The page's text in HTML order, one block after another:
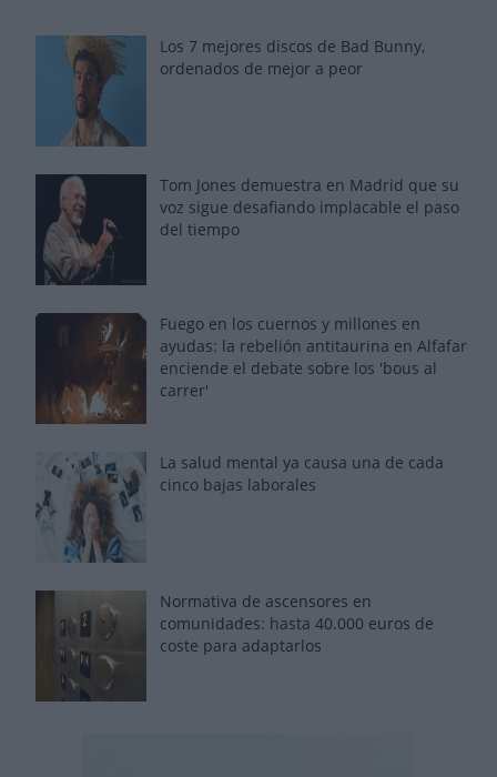
Los 7 mejores discos de Bad Bunny,
ordenados de mejor a peor
Tom Jones demuestra en Madrid que su
voz sigue desafiando implacable el paso
del tiempo
Fuego en los cuernos y millones en
ayudas: la rebelión antitaurina en Alfafar
enciende el debate sobre los 'bous al
carrer'
La salud mental ya causa una de cada
cinco bajas laborales
Normativa de ascensores en
comunidades: hasta 40.000 euros de
coste para adaptarlos